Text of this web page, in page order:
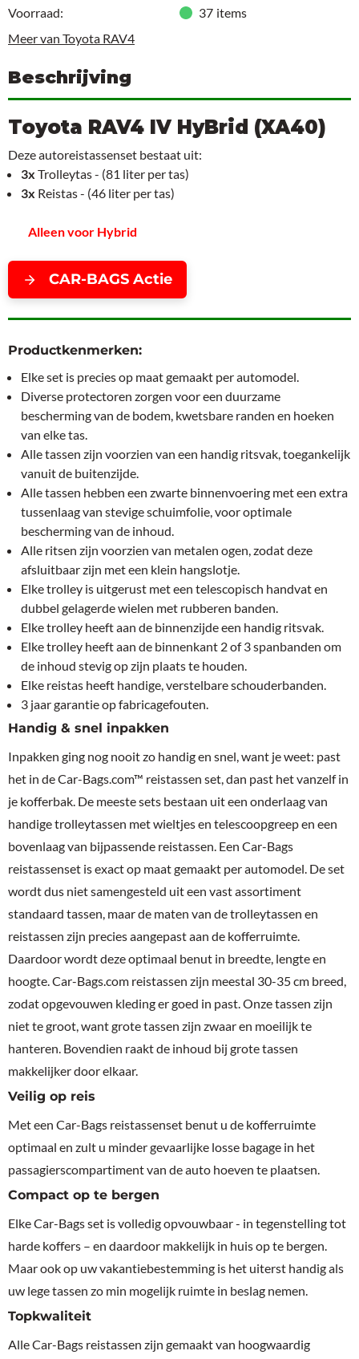
Voorraad:
37 items
Meer van Toyota RAV4
Beschrijving
Toyota RAV4 IV HyBrid (XA40)
Deze autoreistassenset bestaat uit:
3x Trolleytas - (81 liter per tas)
3x Reistas - (46 liter per tas)
Alleen voor Hybrid
CAR-BAGS Actie
Productkenmerken:
Elke set is precies op maat gemaakt per automodel.
Diverse protectoren zorgen voor een duurzame
bescherming van de bodem, kwetsbare randen en hoeken
van elke tas.
Alle tassen zijn voorzien van een handig ritsvak, toegankelijk
vanuit de buitenzijde.
Alle tassen hebben een zwarte binnenvoering met een extra
tussenlaag van stevige schuimfolie, voor optimale
bescherming van de inhoud.
Alle ritsen zijn voorzien van metalen ogen, zodat deze
afsluitbaar zijn met een klein hangslotje.
Elke trolley is uitgerust met een telescopisch handvat en
dubbel gelagerde wielen met rubberen banden.
Elke trolley heeft aan de binnenzijde een handig ritsvak.
Elke trolley heeft aan de binnenkant 2 of 3 spanbanden om
de inhoud stevig op zijn plaats te houden.
Elke reistas heeft handige, verstelbare schouderbanden.
3 jaar garantie op fabricagefouten.
Handig & snel inpakken
Inpakken ging nog nooit zo handig en snel, want je weet: past
het in de Car-Bags.com™ reistassen set, dan past het vanzelf in
je kofferbak. De meeste sets bestaan uit een onderlaag van
handige trolleytassen met wieltjes en telescoopgreep en een
bovenlaag van bijpassende reistassen. Een Car-Bags
reistassenset is exact op maat gemaakt per automodel. De set
wordt dus niet samengesteld uit een vast assortiment
standaard tassen, maar de maten van de trolleytassen en
reistassen zijn precies aangepast aan de kofferruimte.
Daardoor wordt deze optimaal benut in breedte, lengte en
hoogte. Car-Bags.com reistassen zijn meestal 30-35 cm breed,
zodat opgevouwen kleding er goed in past. Onze tassen zijn
niet te groot, want grote tassen zijn zwaar en moeilijk te
hanteren. Bovendien raakt de inhoud bij grote tassen
makkelijker door elkaar.
Veilig op reis
Met een Car-Bags reistassenset benut u de kofferruimte
optimaal en zult u minder gevaarlijke losse bagage in het
passagierscompartiment van de auto hoeven te plaatsen.
Compact op te bergen
Elke Car-Bags set is volledig opvouwbaar - in tegenstelling tot
harde koffers – en daardoor makkelijk in huis op te bergen.
Maar ook op uw vakantiebestemming is het uiterst handig als
uw lege tassen zo min mogelijk ruimte in beslag nemen.
Topkwaliteit
Alle Car-Bags reistassen zijn gemaakt van hoogwaardig